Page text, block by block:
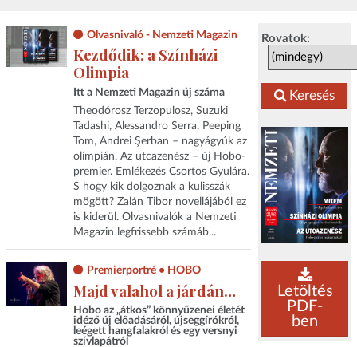
Rovatok:
Keresés
Letöltés
PDF-
ben
Olvasnivaló - Nemzeti Magazin
Kezdődik: a Színházi
Olimpia
Itt a Nemzeti Magazin új száma
Theodórosz Terzopulosz, Suzuki
Tadashi, Alessandro Serra, Peeping
Tom, Andrei Şerban – nagyágyúk az
olimpián. Az utcazenész – új Hobo-
premier. Emlékezés Csortos Gyulára.
S hogy kik dolgoznak a kulisszák
mögött? Zalán Tibor novellájából ez
is kiderül. Olvasnivalók a Nemzeti
Magazin legfrissebb számáb...
Premierportré • HOBO
Majd valahol a járdán…
Hobo az „átkos” könnyűzenei életét
idéző új előadásáról, újseggírókról,
leégett hangfalakról és egy versnyi
szívlapátról